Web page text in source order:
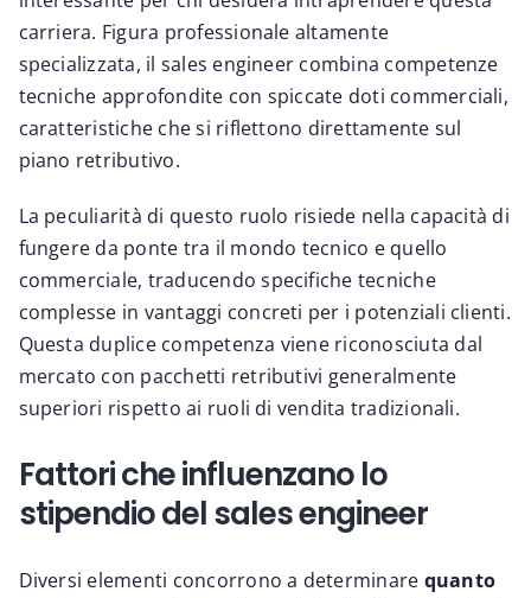
carriera. Figura professionale altamente
specializzata, il sales engineer combina competenze
tecniche approfondite con spiccate doti commerciali,
caratteristiche che si riflettono direttamente sul
piano retributivo.
La peculiarità di questo ruolo risiede nella capacità di
fungere da ponte tra il mondo tecnico e quello
commerciale, traducendo specifiche tecniche
complesse in vantaggi concreti per i potenziali clienti.
Questa duplice competenza viene riconosciuta dal
mercato con pacchetti retributivi generalmente
superiori rispetto ai ruoli di vendita tradizionali.
Fattori che influenzano lo
stipendio del sales engineer
Diversi elementi concorrono a determinare quanto